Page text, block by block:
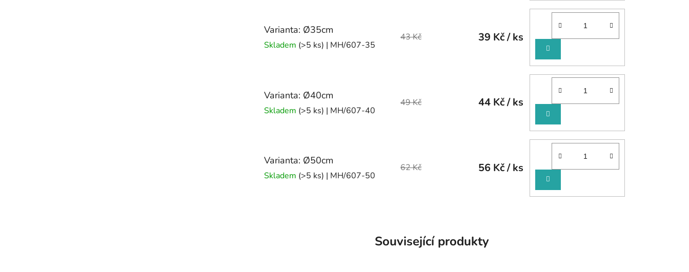
Varianta: Ø35cm
Skladem (>5 ks) | MH/607-35
43 Kč 39 Kč/ ks
DO
KOŠÍKU
Varianta: Ø40cm
Skladem (>5 ks) | MH/607-40
49 Kč 44 Kč/ ks
DO
KOŠÍKU
Varianta: Ø50cm
Skladem (>5 ks) | MH/607-50
62 Kč 56 Kč/ ks
DO
KOŠÍKU
Související produkty